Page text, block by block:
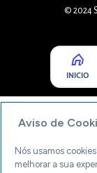
© 2024
INICIO
Aviso de
Nós usamos
melhorar a sua